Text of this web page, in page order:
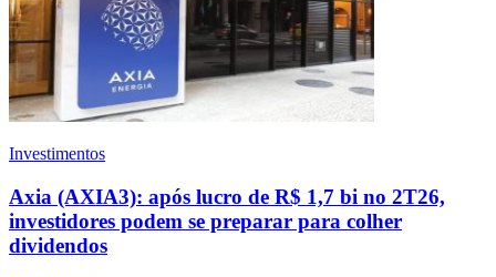
Investimentos
Axia (AXIA3): após lucro de R$ 1,7 bi no 2T26,
investidores podem se preparar para colher
dividendos